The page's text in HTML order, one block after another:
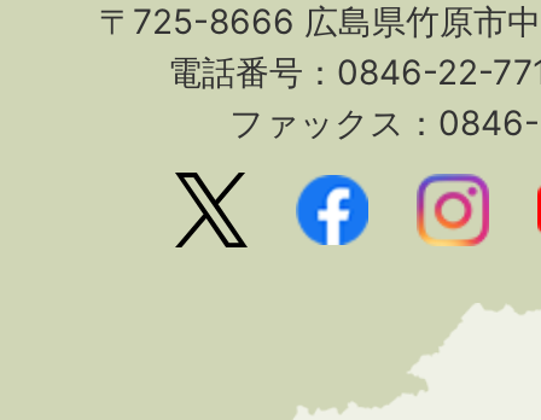
〒725-8666 広島県竹原市
電話番号：0846-22-
ファックス：